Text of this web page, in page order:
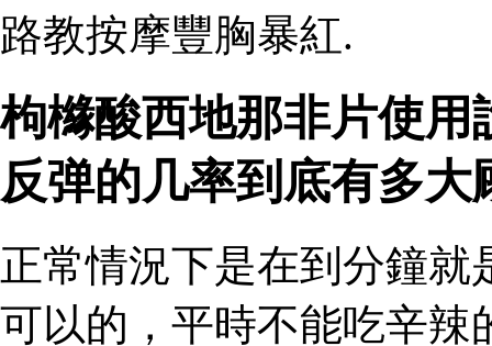
路教按摩豐胸暴紅.
枸櫞酸西地那非片使
反弹的几率到底有多大
正常情況下是在到分鐘
可以的，平時不能吃辛辣